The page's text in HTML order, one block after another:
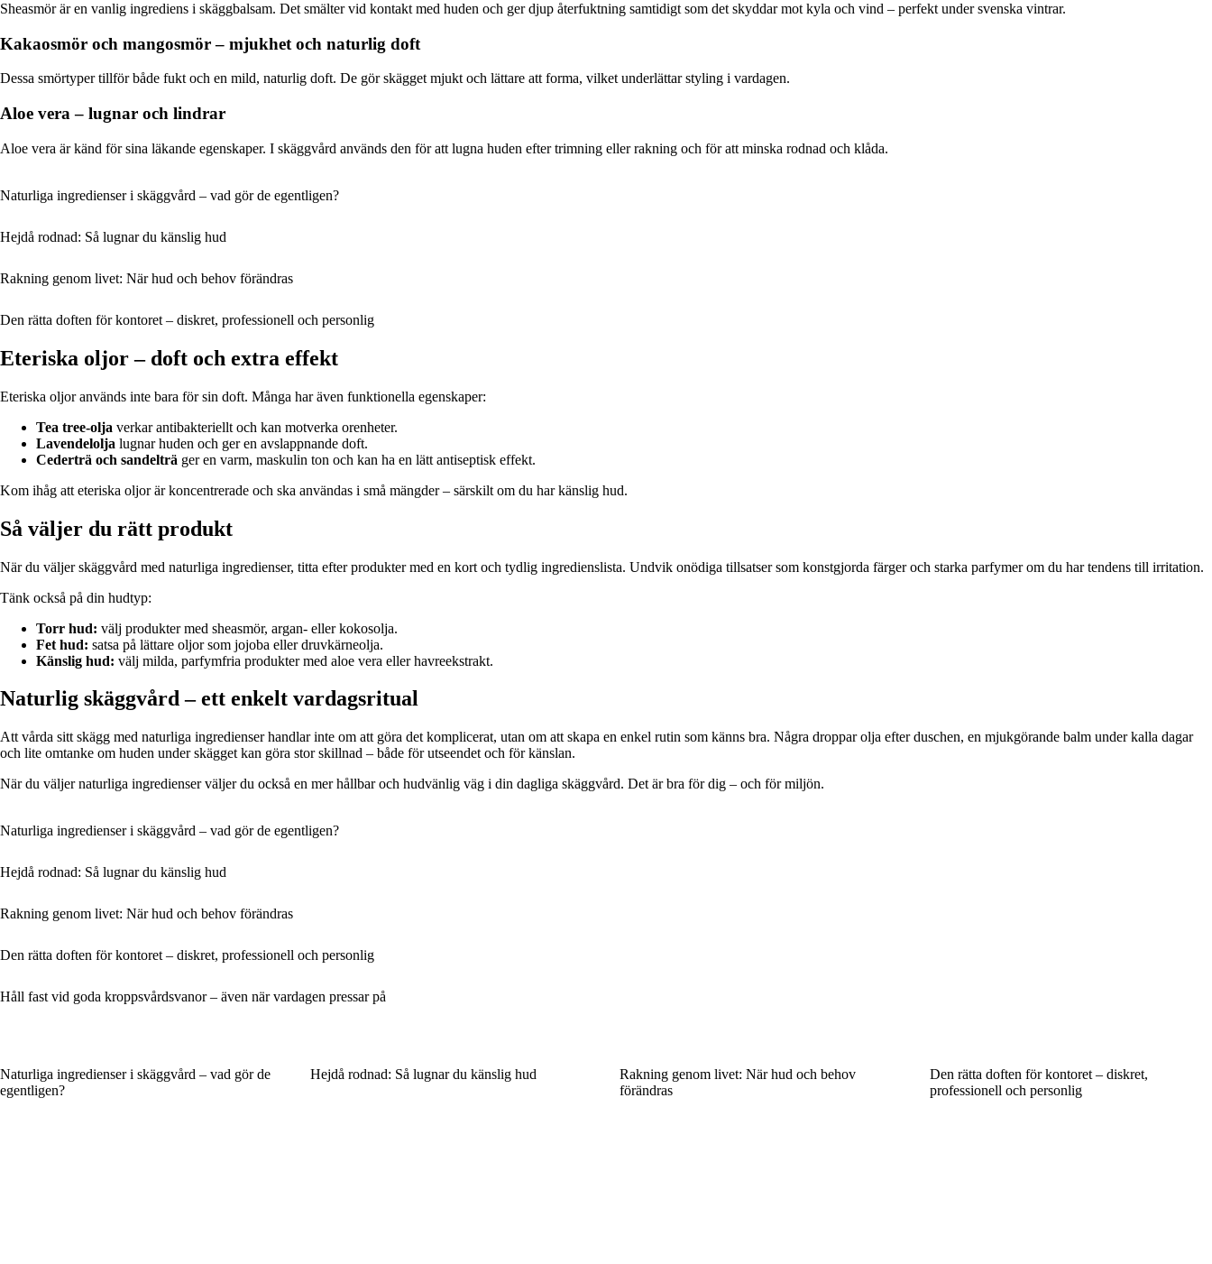
Sheasmör är en vanlig ingrediens i skäggbalsam. Det smälter vid kontakt med huden och ger djup återfuktning samtidigt som det skyddar mot kyla och vind – perfekt under svenska vintrar.
Kakaosmör och mangosmör – mjukhet och naturlig doft
Dessa smörtyper tillför både fukt och en mild, naturlig doft. De gör skägget mjukt och lättare att forma, vilket underlättar styling i vardagen.
Aloe vera – lugnar och lindrar
Aloe vera är känd för sina läkande egenskaper. I skäggvård används den för att lugna huden efter trimning eller rakning och för att minska rodnad och klåda.
Naturliga ingredienser i skäggvård – vad gör de egentligen?
Hejdå rodnad: Så lugnar du känslig hud
Rakning genom livet: När hud och behov förändras
Den rätta doften för kontoret – diskret, professionell och personlig
Eteriska oljor – doft och extra effekt
Eteriska oljor används inte bara för sin doft. Många har även funktionella egenskaper:
Tea tree-olja verkar antibakteriellt och kan motverka orenheter.
Lavendelolja lugnar huden och ger en avslappnande doft.
Cederträ och sandelträ ger en varm, maskulin ton och kan ha en lätt antiseptisk effekt.
Kom ihåg att eteriska oljor är koncentrerade och ska användas i små mängder – särskilt om du har känslig hud.
Så väljer du rätt produkt
När du väljer skäggvård med naturliga ingredienser, titta efter produkter med en kort och tydlig ingredienslista. Undvik onödiga tillsatser som konstgjorda färger och starka parfymer om du har tendens till irritation.
Tänk också på din hudtyp:
Torr hud: välj produkter med sheasmör, argan- eller kokosolja.
Fet hud: satsa på lättare oljor som jojoba eller druvkärneolja.
Känslig hud: välj milda, parfymfria produkter med aloe vera eller havreekstrakt.
Naturlig skäggvård – ett enkelt vardagsritual
Att vårda sitt skägg med naturliga ingredienser handlar inte om att göra det komplicerat, utan om att skapa en enkel rutin som känns bra. Några droppar olja efter duschen, en mjukgörande balm under kalla dagar
och lite omtanke om huden under skägget kan göra stor skillnad – både för utseendet och för känslan.
När du väljer naturliga ingredienser väljer du också en mer hållbar och hudvänlig väg i din dagliga skäggvård. Det är bra för dig – och för miljön.
Naturliga ingredienser i skäggvård – vad gör de egentligen?
Hejdå rodnad: Så lugnar du känslig hud
Rakning genom livet: När hud och behov förändras
Den rätta doften för kontoret – diskret, professionell och personlig
Håll fast vid goda kroppsvårdsvanor – även när vardagen pressar på
Naturliga ingredienser i skäggvård – vad gör de
egentligen?
Hejdå rodnad: Så lugnar du känslig hud
Rakning genom livet: När hud och behov
förändras
Den rätta doften för kontoret – diskret,
professionell och personlig